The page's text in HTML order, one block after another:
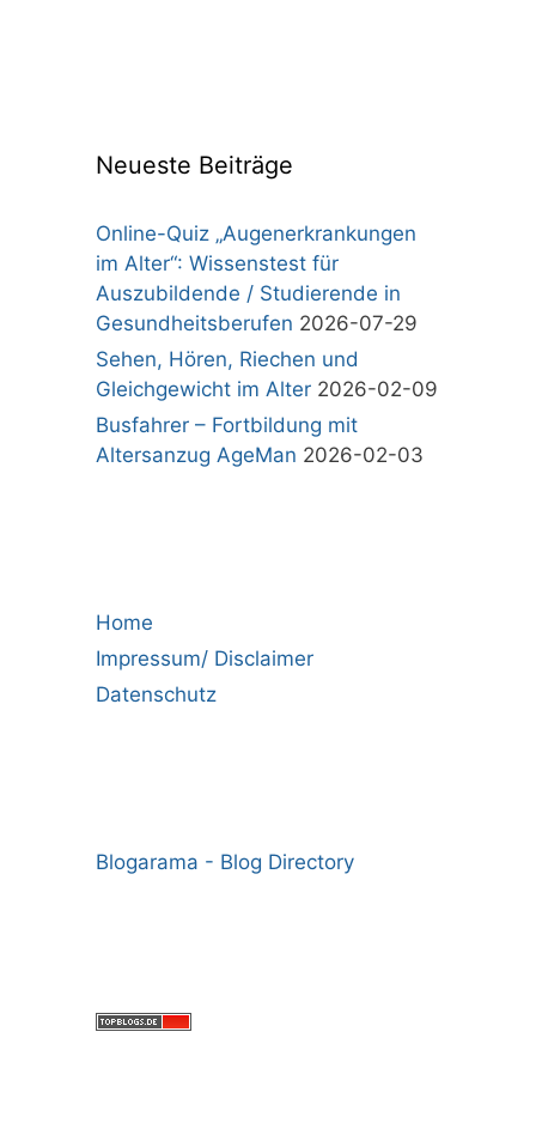
Neueste Beiträge
Online-Quiz „Augenerkrankungen
im Alter“: Wissenstest für
Auszubildende / Studierende in
Gesundheitsberufen 2026-07-29
Sehen, Hören, Riechen und
Gleichgewicht im Alter 2026-02-09
Busfahrer – Fortbildung mit
Altersanzug AgeMan 2026-02-03
Home
Impressum/ Disclaimer
Datenschutz
Blogarama - Blog Directory